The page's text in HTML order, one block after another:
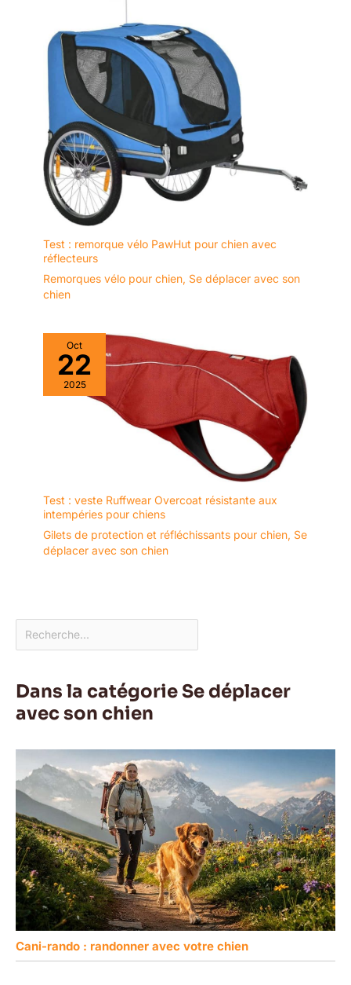
Test : remorque vélo PawHut pour chien avec
réflecteurs
Remorques vélo pour chien, Se déplacer avec son
chien
Oct
22
2025
Test : veste Ruffwear Overcoat résistante aux
intempéries pour chiens
Gilets de protection et réfléchissants pour chien, Se
déplacer avec son chien
Dans la catégorie Se déplacer
avec son chien
Cani-rando : randonner avec votre chien